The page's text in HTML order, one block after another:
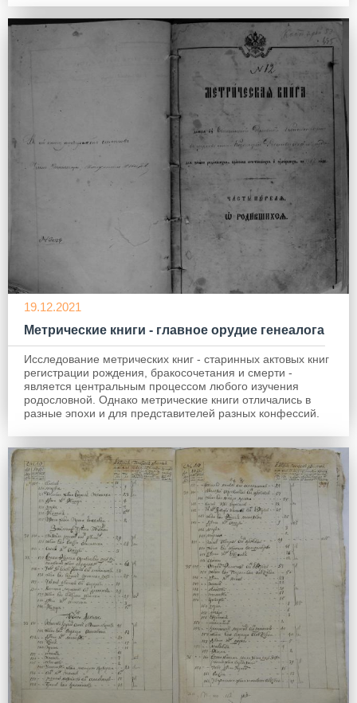
19.12.2021
Метрические книги - главное орудие генеалога
Исследование метрических книг - старинных актовых книг
регистрации рождения, бракосочетания и смерти -
является центральным процессом любого изучения
родословной. Однако метрические книги отличались в
разные эпохи и для представителей разных конфессий.